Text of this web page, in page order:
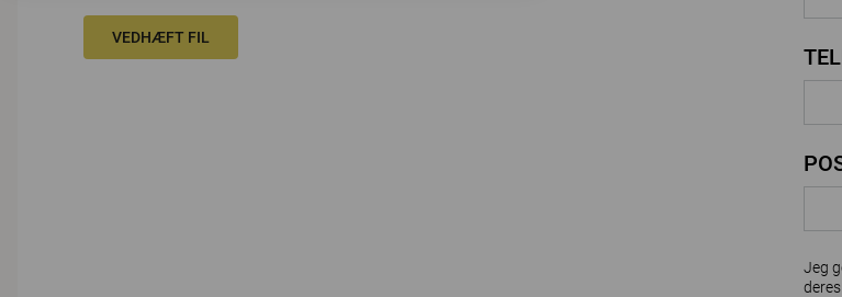
VEDHÆFT FIL
Jeg
deres